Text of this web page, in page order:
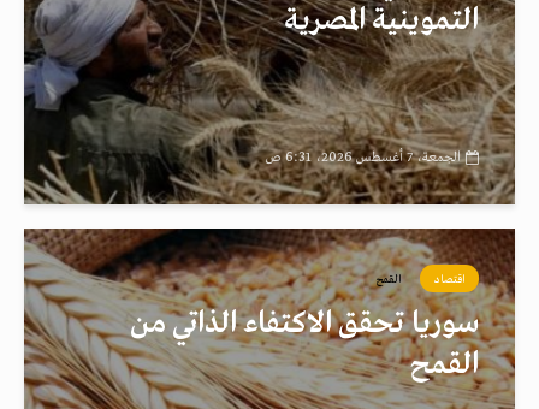
التموينية المصرية
الجمعة، 7 أغسطس 2026، 6:31 ص
اقتصاد القمح
سوريا تحقق الاكتفاء الذاتي من
القمح